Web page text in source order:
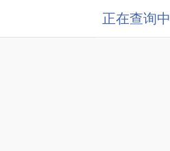
正在查询中